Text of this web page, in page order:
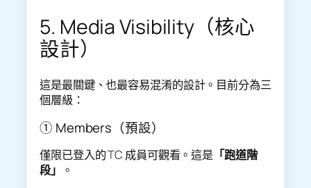
5. Media Visibility（核心
設計）
這是最關鍵、也最容易混淆的設計。目前分為三
個層級：
① Members（預設）
僅限已登入的 TC 成員可觀看。這是 「跑道階
段」
。